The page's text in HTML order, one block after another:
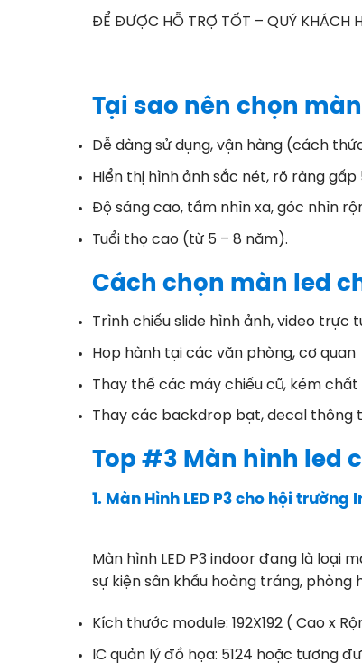
ĐỂ ĐƯỢC HỖ TRỢ TỐT – QUÝ KHÁCH
Tại sao nên chọn
Dễ dàng sử dụng, vận hàng (cách
Hiển thị hình ảnh sắc nét, rõ ràng
Độ sáng cao, tầm nhìn xa, góc nhìn
Tuổi thọ cao (từ 5 – 8 năm).
Cách chọn màn led
Trình chiếu slide hình ảnh, video
Họp hành tại các văn phòng, cơ quan
Thay thế các máy chiếu cũ, kém chất
Thay các backdrop bạt, decal thông
Top #3 Màn hình led
1. Màn Hình LED P3 cho hội trường
Màn hình LED P3 indoor đang là loại
sự kiện sân khấu hoàng tráng, phòng
Kích thước module: 192X192 ( Cao x
IC quản lý đồ họa: 5124 hoặc tương